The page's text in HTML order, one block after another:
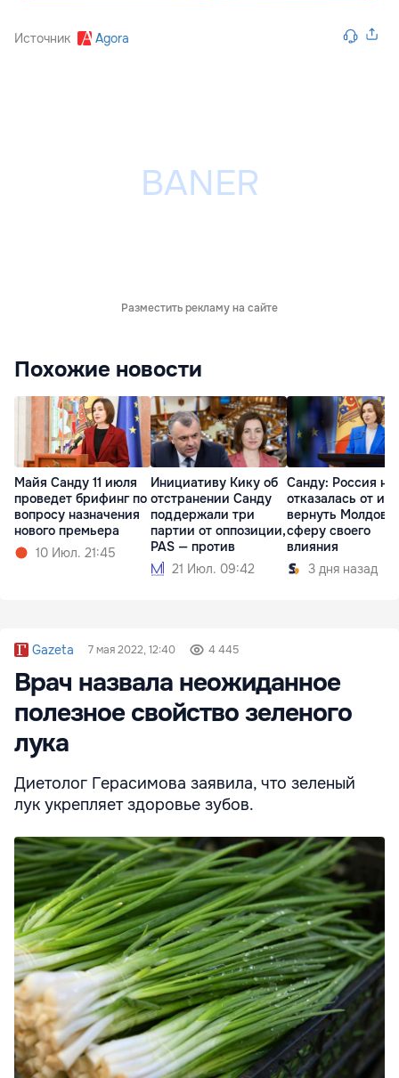
Источник Agora
Разместить рекламу на сайте
Похожие новости
Майя Санду 11 июля
проведет брифинг по
вопросу назначения
нового премьера
10 Июл. 21:45
Инициативу Кику об
отстранении Санду
поддержали три
партии от оппозиции,
PAS — против
21 Июл. 09:42
Санду: Россия не
отказалась от
вернуть Молдову
сферу своего
влияния
3 дня назад
Gazeta 7 мая 2022, 12:40 4 445
Врач назвала неожиданное
полезное свойство зеленого
лука
Диетолог Герасимова заявила, что зеленый
лук укрепляет здоровье зубов.